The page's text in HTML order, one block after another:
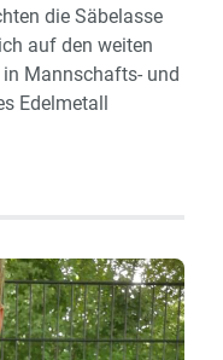
die Säbelasse
auf den weiten
Mannschafts- und
Edelmetall